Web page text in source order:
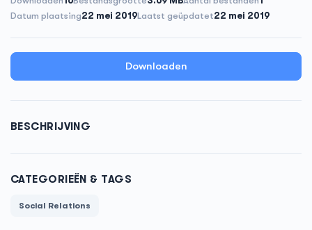
Datum plaatsing22 mei 2019Laatst geüpdatet22 mei 2019
Downloaden
BESCHRIJVING
CATEGORIEËN & TAGS
Social Relations